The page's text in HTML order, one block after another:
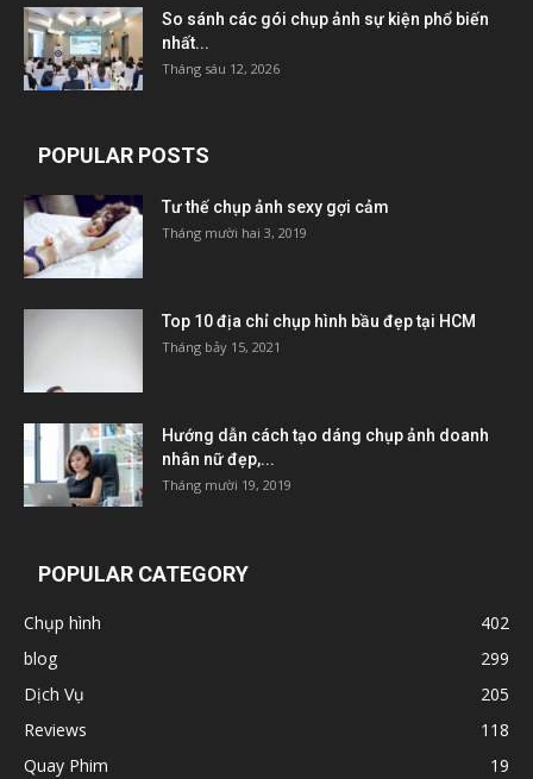
So sánh các gói chụp ảnh sự kiện phổ biến
nhất...
Tháng sáu 12, 2026
POPULAR POSTS
Tư thế chụp ảnh sexy gợi cảm
Tháng mười hai 3, 2019
Top 10 địa chỉ chụp hình bầu đẹp tại HCM
Tháng bảy 15, 2021
Hướng dẫn cách tạo dáng chụp ảnh doanh
nhân nữ đẹp,...
Tháng mười 19, 2019
POPULAR CATEGORY
Chụp hình
402
blog
299
Dịch Vụ
205
Reviews
118
Quay Phim
19